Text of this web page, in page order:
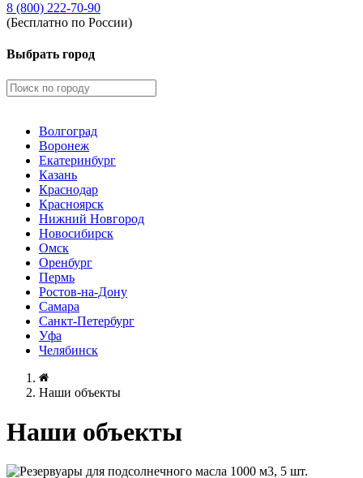
8 (800) 222-70-90
(Бесплатно по России)
Выбрать город
Волгоград
Воронеж
Екатеринбург
Казань
Краснодар
Красноярск
Нижний Новгород
Новосибирск
Омск
Оренбург
Пермь
Ростов-на-Дону
Самара
Санкт-Петербург
Уфа
Челябинск
Наши объекты
Наши объекты